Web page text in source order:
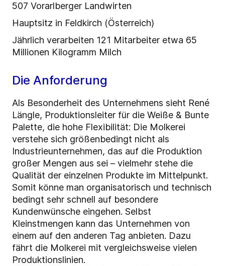
507 Vorarlberger Landwirten
Hauptsitz in Feldkirch (Österreich)
Jährlich verarbeiten 121 Mitarbeiter etwa 65
Millionen Kilogramm Milch
Die Anforderung
Als Besonderheit des Unternehmens sieht René
Längle, Produktionsleiter für die Weiße & Bunte
Palette, die hohe Flexibilität: Die Molkerei
verstehe sich größenbedingt nicht als
Industrieunternehmen, das auf die Produktion
großer Mengen aus sei – vielmehr stehe die
Qualität der einzelnen Produkte im Mittelpunkt.
Somit könne man organisatorisch und technisch
bedingt sehr schnell auf besondere
Kundenwünsche eingehen. Selbst
Kleinstmengen kann das Unternehmen von
einem auf den anderen Tag anbieten. Dazu
fährt die Molkerei mit vergleichsweise vielen
Produktionslinien.